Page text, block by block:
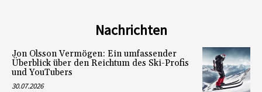
Nachrichten
Jon Olsson Vermögen: Ein umfassender
Überblick über den Reichtum des Ski-Profis
und YouTubers
30.07.2026